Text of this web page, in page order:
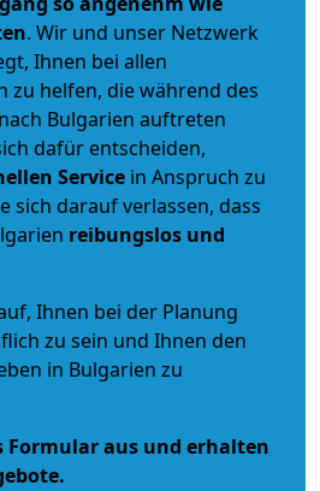
. Wir und unser Netzwerk
Ihnen bei allen
zu helfen, die während des
Bulgarien auftreten
dafür entscheiden,
Service in Anspruch zu
sich darauf verlassen, dass
reibungslos und
Ihnen bei der Planung
zu sein und Ihnen den
in Bulgarien zu
Formular aus und erhalten